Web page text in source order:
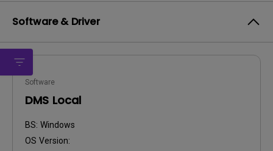
Software & Driver
Software
DMS Local
BS: Windows
OS Version: